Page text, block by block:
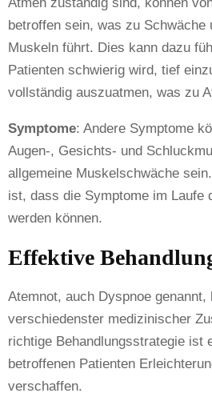
betroffen sein, was zu Schwäche
Muskeln führt. Dies kann dazu
Patienten schwierig wird, tief
vollständig auszuatmen, was zu
Symptome: Andere Symptome
Augen-, Gesichts- und
allgemeine Muskelschwäche
ist, dass die Symptome im Laufe
werden können.
Effektive
Atemnot, auch Dyspnoe genannt,
verschiedenster medizinischer
richtige Behandlungsstrategie ist
betroffenen Patienten
verschaffen.